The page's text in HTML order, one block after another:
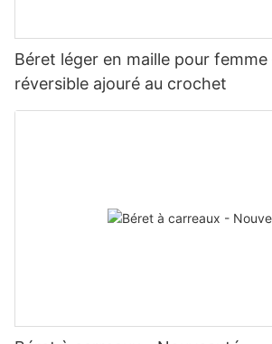
Béret léger en maille pour
réversible ajouré au crochet